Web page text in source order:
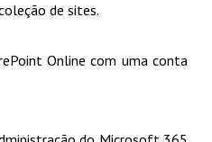
de sites.
Online com uma conta